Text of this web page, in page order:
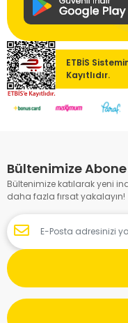
ETBİS
Kayıtlıdır.
Bültenimize
Bültenimize katılarak yeni
daha fazla fırsat yakalayın!